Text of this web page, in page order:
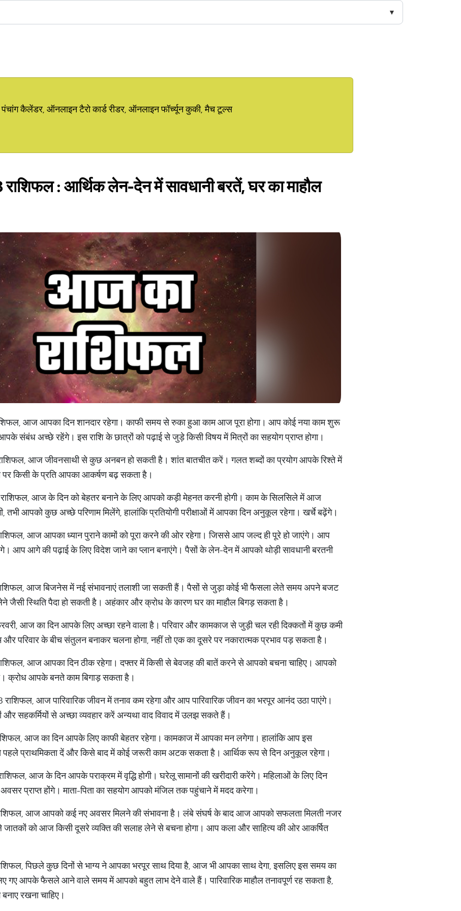
कैलेंडर, ऑनलाइन टैरो कार्ड रीडर, ऑनलाइन फॉर्च्यून कुकी, मैच टूल्स
: आर्थिक लेन-देन में सावधानी बरतें, घर का माहौल
आज आपका दिन शानदार रहेगा। काफी समय से रुका हुआ काम आज पूरा होगा। आप कोई नया काम शुरू
संबंध अच्छे रहेंगे। इस राशि के छात्रों को पढ़ाई से जुड़े किसी विषय में मित्रों का सहयोग प्राप्त होगा।
आज जीवनसाथी से कुछ अनबन हो सकती है। शांत बातचीत करें। गलत शब्दों का प्रयोग आपके रिश्ते में
पर किसी के प्रति आपका आकर्षण बढ़ सकता है।
राशिफल, आज के दिन को बेहतर बनाने के लिए आपको कड़ी मेहनत करनी होगी। काम के सिलसिले में आज
तभी आपको कुछ अच्छे परिणाम मिलेंगे, हालांकि प्रतियोगी परीक्षाओं में आपका दिन अनुकूल रहेगा। खर्चे बढ़ेंगे।
आज आपका ध्यान पुराने कामों को पूरा करने की ओर रहेगा। जिससे आप जल्द ही पूरे हो जाएंगे। आप
आप आगे की पढ़ाई के लिए विदेश जाने का प्लान बनाएंगे। पैसों के लेन-देन में आपको थोड़ी सावधानी बरतनी
आज बिजनेस में नई संभावनाएं तलाशी जा सकती हैं। पैसों से जुड़ा कोई भी फैसला लेते समय अपने बजट
जैसी स्थिति पैदा हो सकती है। अहंकार और क्रोध के कारण घर का माहौल बिगड़ सकता है।
आज का दिन आपके लिए अच्छा रहने वाला है। परिवार और कामकाज से जुड़ी चल रही दिक्कतों में कुछ कमी
परिवार के बीच संतुलन बनाकर चलना होगा, नहीं तो एक का दूसरे पर नकारात्मक प्रभाव पड़ सकता है।
आज आपका दिन ठीक रहेगा। दफ्तर में किसी से बेवजह की बातें करने से आपको बचना चाहिए। आपको
क्रोध आपके बनते काम बिगाड़ सकता है।
राशिफल, आज पारिवारिक जीवन में तनाव कम रहेगा और आप पारिवारिक जीवन का भरपूर आनंद उठा पाएंगे।
सहकर्मियों से अच्छा व्यवहार करें अन्यथा वाद विवाद में उलझ सकते हैं।
आज का दिन आपके लिए काफी बेहतर रहेगा। कामकाज में आपका मन लगेगा। हालांकि आप इस
प्राथमिकता दें और किसे बाद में कोई जरूरी काम अटक सकता है। आर्थिक रूप से दिन अनुकूल रहेगा।
आज के दिन आपके पराक्रम में वृद्धि होगी। घरेलू सामानों की खरीदारी करेंगे। महिलाओं के लिए दिन
प्राप्त होंगे। माता-पिता का सहयोग आपको मंजिल तक पहुंचाने में मदद करेगा।
आज आपको कई नए अवसर मिलने की संभावना है। लंबे संघर्ष के बाद आज आपको सफलता मिलती नजर
जातकों को आज किसी दूसरे व्यक्ति की सलाह लेने से बचना होगा। आप कला और साहित्य की ओर आकर्षित
पिछले कुछ दिनों से भाग्य ने आपका भरपूर साथ दिया है, आज भी आपका साथ देगा, इसलिए इस समय का
गए आपके फैसले आने वाले समय में आपको बहुत लाभ देने वाले हैं। पारिवारिक माहौल तनावपूर्ण रह सकता है,
रखना चाहिए।